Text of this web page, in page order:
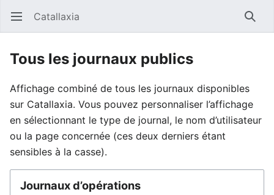
Ouvrir le menu principal Catallaxia
Tous les journaux publics
Affichage combiné de tous les journaux disponibles
sur Catallaxia. Vous pouvez personnaliser l’affichage
en sélectionnant le type de journal, le nom d’utilisateur
ou la page concernée (ces deux derniers étant
sensibles à la casse).
Journaux d’opérations